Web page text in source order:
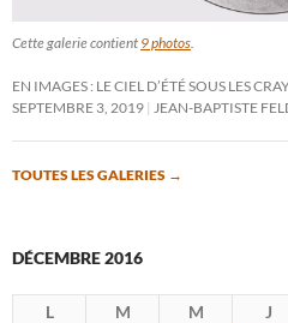
Cette galerie contient 9 photos
EN IMAGES : LE CIEL D’ÉTÉ SOUS LES
SEPTEMBRE 3, 2019
JEAN-BAPTISTE
TOUTES LES GALERIES →
DÉCEMBRE 2016
L M M J